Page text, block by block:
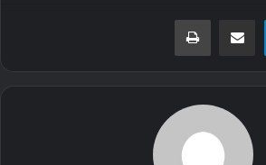
تيلقرام مشاركة عبر البريد طباعة